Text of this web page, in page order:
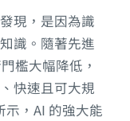
現，是因為識
識。隨著先進
檻大幅降低，
快速且可大規
示，AI 的強大能